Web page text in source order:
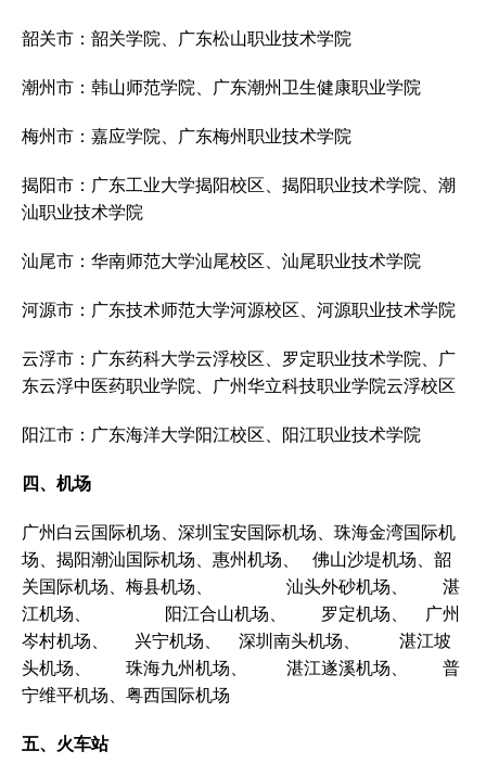
韶关市：韶关学院、广东松山职业技术学院
潮州市：韩山师范学院、广东潮州卫生健康职业学院
梅州市：嘉应学院、广东梅州职业技术学院
揭阳市：广东工业大学揭阳校区、揭阳职业技术学院、潮
汕职业技术学院
汕尾市：华南师范大学汕尾校区、汕尾职业技术学院
河源市：广东技术师范大学河源校区、河源职业技术学院
云浮市：广东药科大学云浮校区、罗定职业技术学院、广
东云浮中医药职业学院、广州华立科技职业学院云浮校区
阳江市：广东海洋大学阳江校区、阳江职业技术学院
四、机场
广州白云国际机场、深圳宝安国际机场、珠海金湾国际机
场、揭阳潮汕国际机场、惠州机场、 佛山沙堤机场、韶
关国际机场、梅县机场、 汕头外砂机场、 湛
江机场、 阳江合山机场、 罗定机场、 广州
岑村机场、 兴宁机场、 深圳南头机场、 湛江坡
头机场、 珠海九州机场、 湛江遂溪机场、 普
宁维平机场、粤西国际机场
五、火车站